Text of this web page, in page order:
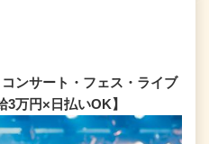
ンサート・フェス・ライブ
万円×日払いOK】